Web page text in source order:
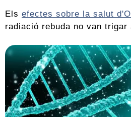
Els efectes sobre la salut
radiació rebuda no van trigar